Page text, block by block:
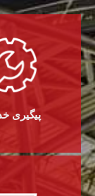
پیگیری